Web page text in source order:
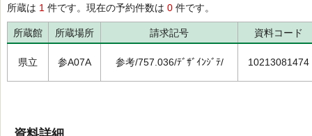
所蔵は 1 件です。現在の予約件数は 0 件です。
所蔵館 所蔵場所 請求記号 資料コード
県立 参A07A 参考/757.036/ﾃﾞｻﾞｲﾝｼﾞﾃ/ 10213081474